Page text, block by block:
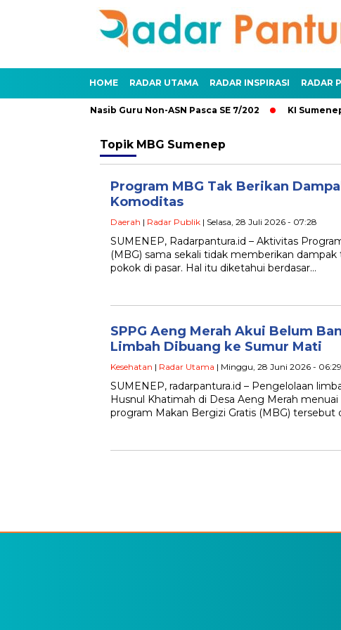
HOME RADAR UTAMA RADAR INSPIRASI RADAR
Penundaan: Nasib Guru Non-ASN Pasca SE 7/202 KI
Topik MBG Sumenep
Program MBG Tak Berikan
Komoditas
Daerah | Radar Publik | Selasa, 28 Juli 2026 - 07:28
SUMENEP, Radarpantura.id – Aktivitas
(MBG) sama sekali tidak memberikan dampak
pokok di pasar. Hal itu diketahui berdasar…
SPPG Aeng Merah Akui Belum
Limbah Dibuang ke Sumur Mati
Kesehatan | Radar Utama | Minggu, 28 Juni 2026 - 06:29
SUMENEP, radarpantura.id – Pengelolaan
Husnul Khatimah di Desa Aeng Merah
program Makan Bergizi Gratis (MBG) tersebut